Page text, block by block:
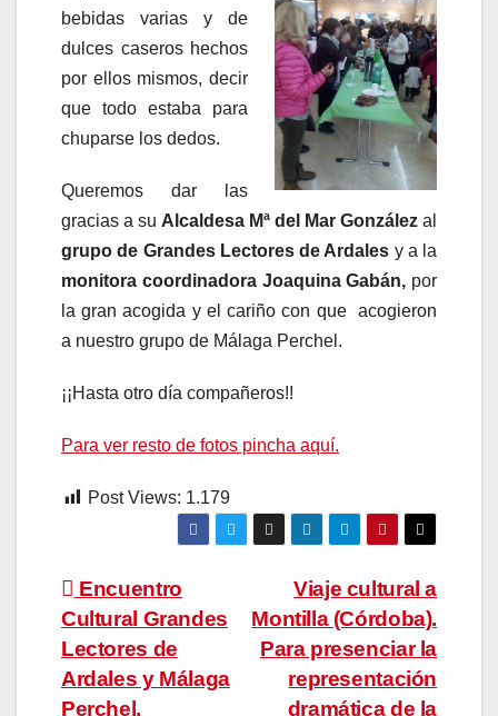
bebidas varias y de
dulces caseros hechos
por ellos mismos, decir
que todo estaba para
chuparse los dedos.
Queremos dar las
gracias a su Alcaldesa Mª del Mar González al
grupo de Grandes Lectores de Ardales y a la
monitora coordinadora Joaquina Gabán, por
la gran acogida y el cariño con que acogieron
a nuestro grupo de Málaga Perchel.
¡¡Hasta otro día compañeros!!
Para ver resto de fotos pincha aquí.
Post Views: 1.179
Navegación
de
entradas
Viaje cultural a
Montilla (Córdoba).
Para presenciar la
representación
dramática de la
Encuentro
Cultural Grandes
Lectores de
Ardales y Málaga
Perchel.